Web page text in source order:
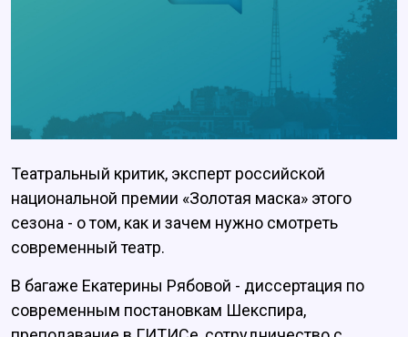
Театральный критик, эксперт российской
национальной премии «Золотая маска» этого
сезона - о том, как и зачем нужно смотреть
современный театр.
В багаже Екатерины Рябовой - диссертация по
современным постановкам Шекспира,